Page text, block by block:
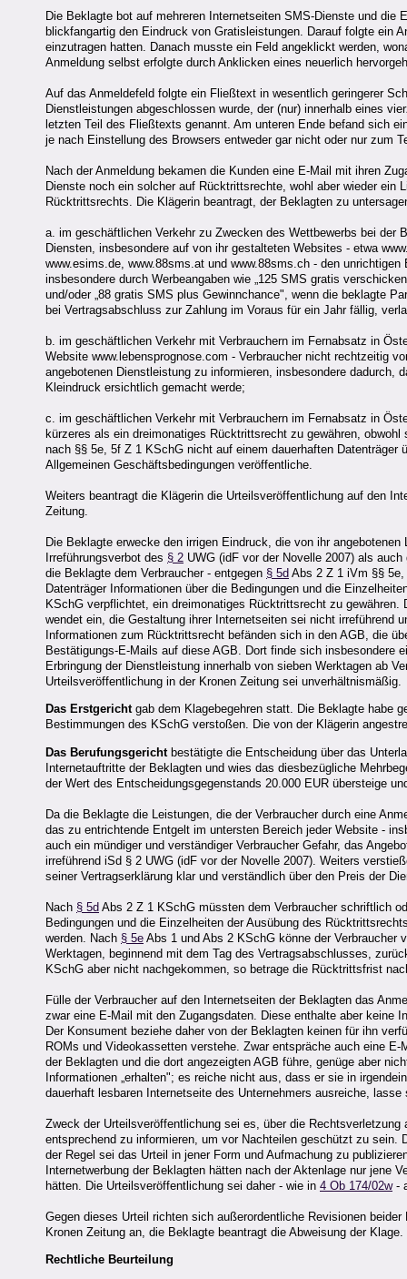
Die Beklagte bot auf mehreren Internetseiten SMS-Dienste und die
blickfangartig den Eindruck von Gratisleistungen. Darauf folgte ein
einzutragen hatten. Danach musste ein Feld angeklickt werden,
Anmeldung selbst erfolgte durch Anklicken eines neuerlich
Auf das Anmeldefeld folgte ein Fließtext in wesentlich geringerer
Dienstleistungen abgeschlossen wurde, der (nur) innerhalb eines
letzten Teil des Fließtexts genannt. Am unteren Ende befand sich
je nach Einstellung des Browsers entweder gar nicht oder nur zum
Nach der Anmeldung bekamen die Kunden eine E-Mail mit ihren
Dienste noch ein solcher auf Rücktrittsrechte, wohl aber wieder ein
Rücktrittsrechts. Die Klägerin beantragt, der Beklagten zu
a. im geschäftlichen Verkehr zu Zwecken des Wettbewerbs bei der
Diensten, insbesondere auf von ihr gestalteten Websites - etwa
www.esims.de, www.88sms.at und www.88sms.ch - den
insbesondere durch Werbeangaben wie „125 SMS gratis
und/oder „88 gratis SMS plus Gewinnchance", wenn die beklagte
bei Vertragsabschluss zur Zahlung im Voraus für ein Jahr fällig,
b. im geschäftlichen Verkehr mit Verbrauchern im Fernabsatz in
Website www.lebensprognose.com - Verbraucher nicht rechtzeitig
angebotenen Dienstleistung zu informieren, insbesondere dadurch,
Kleindruck ersichtlich gemacht werde;
c. im geschäftlichen Verkehr mit Verbrauchern im Fernabsatz in
kürzeres als ein dreimonatiges Rücktrittsrecht zu gewähren,
nach §§ 5e, 5f Z 1 KSchG nicht auf einem dauerhaften
Allgemeinen Geschäftsbedingungen veröffentliche.
Weiters beantragt die Klägerin die Urteilsveröffentlichung auf den
Zeitung.
Die Beklagte erwecke den irrigen Eindruck, die von ihr
Irreführungsverbot des § 2 UWG (idF vor der Novelle 2007) als
die Beklagte dem Verbraucher - entgegen § 5d Abs 2 Z 1 iVm §§
Datenträger Informationen über die Bedingungen und die
KSchG verpflichtet, ein dreimonatiges Rücktrittsrecht zu
wendet ein, die Gestaltung ihrer Internetseiten sei nicht irreführend
Informationen zum Rücktrittsrecht befänden sich in den AGB, die
Bestätigungs-E-Mails auf diese AGB. Dort finde sich
Erbringung der Dienstleistung innerhalb von sieben Werktagen ab
Urteilsveröffentlichung in der Kronen Zeitung sei unverhältnismäßig.
Das Erstgerichtgab dem Klagebegehren statt. Die Beklagte habe
Bestimmungen des KSchG verstoßen. Die von der Klägerin
Das Berufungsgericht bestätigte die Entscheidung über das
Internetauftritte der Beklagten und wies das diesbezügliche
der Wert des Entscheidungsgegenstands 20.000 EUR übersteige
Da die Beklagte die Leistungen, die der Verbraucher durch eine
das zu entrichtende Entgelt im untersten Bereich jeder Website -
auch ein mündiger und verständiger Verbraucher Gefahr, das
irreführend iSd § 2 UWG (idF vor der Novelle 2007). Weiters
seiner Vertragserklärung klar und verständlich über den Preis der
Nach § 5d Abs 2 Z 1 KSchG müssten dem Verbraucher schriftlich
Bedingungen und die Einzelheiten der Ausübung des
werden. Nach § 5e Abs 1 und Abs 2 KSchG könne der Verbraucher
Werktagen, beginnend mit dem Tag des Vertragsabschlusses,
KSchG aber nicht nachgekommen, so betrage die Rücktrittsfrist
Fülle der Verbraucher auf den Internetseiten der Beklagten das
zwar eine E-Mail mit den Zugangsdaten. Diese enthalte aber keine
Der Konsument beziehe daher von der Beklagten keinen für ihn
ROMs und Videokassetten verstehe. Zwar entspräche auch eine
der Beklagten und die dort angezeigten AGB führe, genüge aber
Informationen „erhalten"; es reiche nicht aus, dass er sie in
dauerhaft lesbaren Internetseite des Unternehmers ausreiche,
Zweck der Urteilsveröffentlichung sei es, über die
entsprechend zu informieren, um vor Nachteilen geschützt zu
der Regel sei das Urteil in jener Form und Aufmachung zu
Internetwerbung der Beklagten hätten nach der Aktenlage nur jene
hätten. Die Urteilsveröffentlichung sei daher - wie in 4 Ob 174/02w-
Gegen dieses Urteil richten sich außerordentliche Revisionen
Kronen Zeitung an, die Beklagte beantragt die Abweisung der Klage.
Rechtliche Beurteilung